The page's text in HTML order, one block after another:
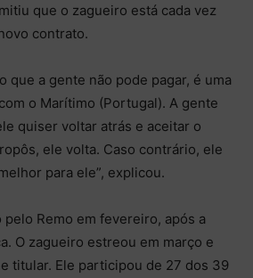
que o zagueiro está cada vez
contrato.
que a gente não pode pagar, é uma
o Marítimo (Portugal). A gente
quiser voltar atrás e aceitar o
ele volta. Caso contrário, ele
para ele”, explicou.
Remo em fevereiro, após a
O zagueiro estreou em março e
titular. Ele participou de 27 dos 39